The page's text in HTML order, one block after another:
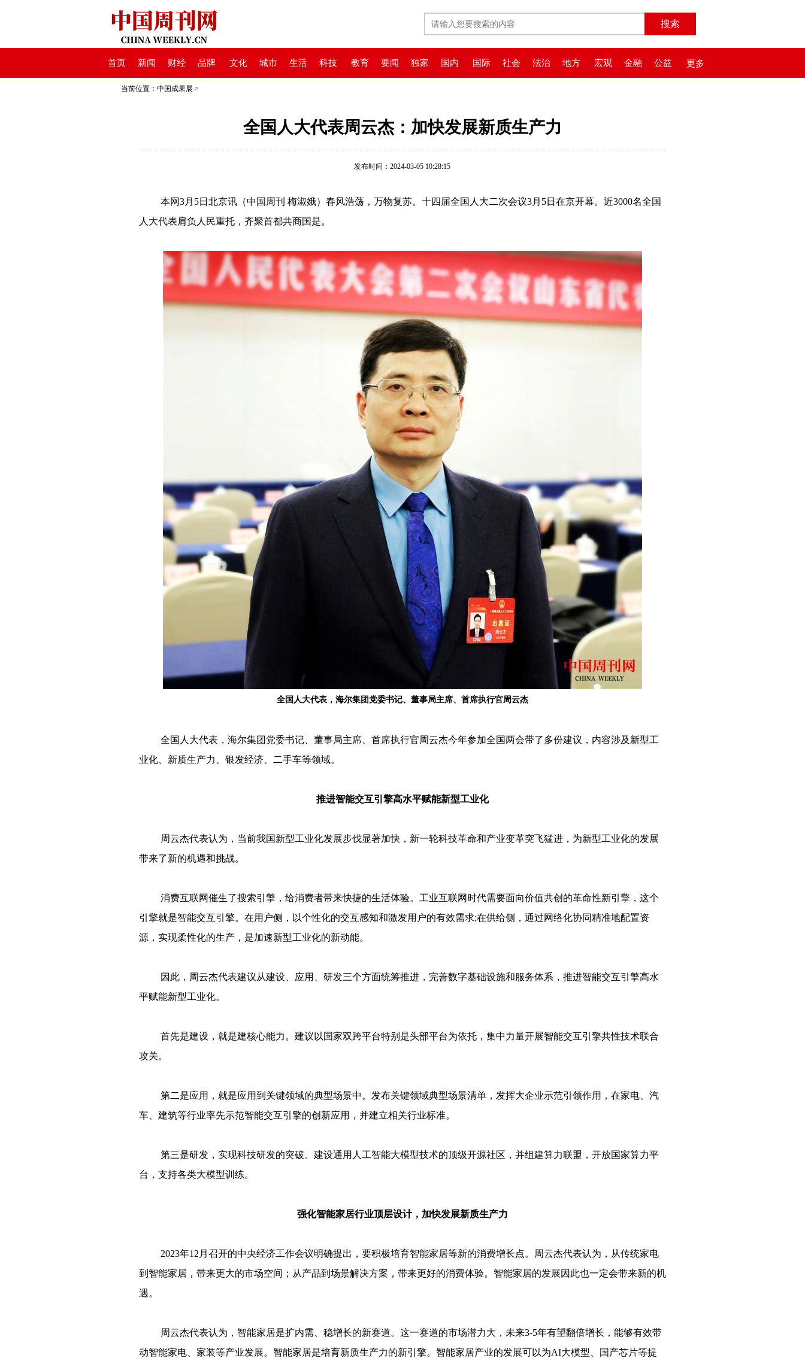
首页 新闻 财经 品牌 文化 城市 生活 科技 教育 要闻 独家 国内 国际 社会 法治 地方 宏观 金融 公益 更多
当前位置： 中国成果展 >
全国人大代表周云杰：加快发展新质生产力
发布时间：2024-03-05 10:28:15
本网3月5日北京讯（中国周刊 梅淑娥）春风浩荡，万物复苏。十四届全国人大二次会议3月5日在京开幕。近3000名全国
人大代表肩负人民重托，齐聚首都共商国是。
全国人大代表，海尔集团党委书记、董事局主席、首席执行官周云杰
全国人大代表，海尔集团党委书记、董事局主席、首席执行官周云杰今年参加全国两会带了多份建议，内容涉及新型工
业化、新质生产力、银发经济、二手车等领域。
推进智能交互引擎高水平赋能新型工业化
周云杰代表认为，当前我国新型工业化发展步伐显著加快，新一轮科技革命和产业变革突飞猛进，为新型工业化的发展
带来了新的机遇和挑战。
消费互联网催生了搜索引擎，给消费者带来快捷的生活体验。工业互联网时代需要面向价值共创的革命性新引擎，这个
引擎就是智能交互引擎。在用户侧，以个性化的交互感知和激发用户的有效需求;在供给侧，通过网络化协同精准地配置资
源，实现柔性化的生产，是加速新型工业化的新动能。
因此，周云杰代表建议从建设、应用、研发三个方面统筹推进，完善数字基础设施和服务体系，推进智能交互引擎高水
平赋能新型工业化。
首先是建设，就是建核心能力。建议以国家双跨平台特别是头部平台为依托，集中力量开展智能交互引擎共性技术联合
攻关。
第二是应用，就是应用到关键领域的典型场景中。发布关键领域典型场景清单，发挥大企业示范引领作用，在家电、汽
车、建筑等行业率先示范智能交互引擎的创新应用，并建立相关行业标准。
第三是研发，实现科技研发的突破。建设通用人工智能大模型技术的顶级开源社区，并组建算力联盟，开放国家算力平
台，支持各类大模型训练。
强化智能家居行业顶层设计，加快发展新质生产力
2023年12月召开的中央经济工作会议明确提出，要积极培育智能家居等新的消费增长点。周云杰代表认为，从传统家电
到智能家居，带来更大的市场空间；从产品到场景解决方案，带来更好的消费体验。智能家居的发展因此也一定会带来新的机
遇。
周云杰代表认为，智能家居是扩内需、稳增长的新赛道。这一赛道的市场潜力大，未来3-5年有望翻倍增长，能够有效带
动智能家电、家装等产业发展。智能家居是培育新质生产力的新引擎。智能家居产业的发展可以为AI大模型、国产芯片等提